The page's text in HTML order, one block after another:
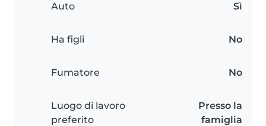
Auto Sì
Ha figli No
Fumatore No
Luogo di lavoro
preferito
Presso la
famiglia